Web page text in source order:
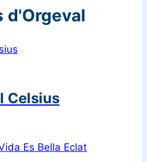
d'Orgeval
Celsius